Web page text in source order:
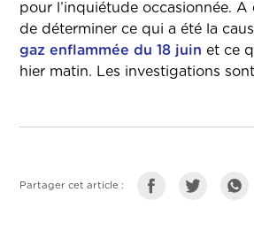
pour l’inquiétude occasionnée. A
de déterminer ce qui a été la
gaz enflammée du 18 juin et ce
hier matin. Les investigations
Partager cet article :